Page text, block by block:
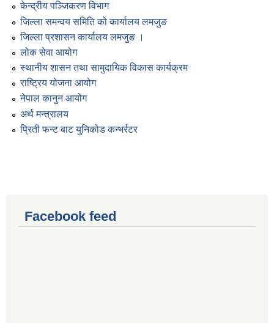
केन्द्रीय पञ्जिकरण विभाग
जिल्ला समन्वय समिति को कार्यालय लमजुङ
जिल्ला प्रशासन कार्यालय लमजुङ ।
लोक सेवा आयोग
स्थानीय शासन तथा सामुदायिक विकास कार्यक्रम
राष्ट्रिय योजना आयोग
नेपाल कानुन आयोग
अर्थ मन्त्रालय
प्रिती फन्ट बाट युनिकोड कन्भर्रटर
Facebook feed